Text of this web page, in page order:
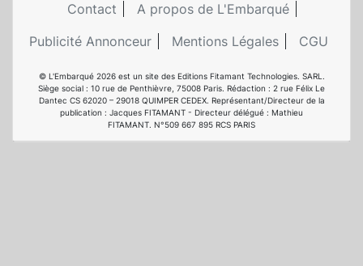
Contact
A propos de L'Embarqué
Publicité Annonceur
Mentions Légales CGU
© L'Embarqué 2026 est un site des Editions Fitamant Technologies. SARL.
Siège social : 10 rue de Penthièvre, 75008 Paris. Rédaction : 2 rue Félix Le
Dantec CS 62020 – 29018 QUIMPER CEDEX. Représentant/Directeur de la
publication : Jacques FITAMANT - Directeur délégué : Mathieu
FITAMANT. N°509 667 895 RCS PARIS